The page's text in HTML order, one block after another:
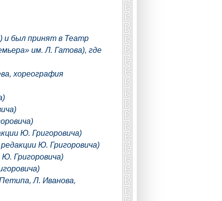
и был принят в Театр
им. Л. Гатова), где
хореография
Ю. Григоровича)
Ю. Григоровича)
Григоровича)
Л. Иванова,